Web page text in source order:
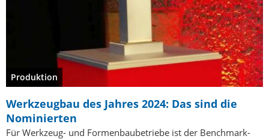
Produktion
Werkzeugbau des Jahres 2024: Das sind die
Nominierten
Für Werkzeug- und Formenbaubetriebe ist der Benchmark-